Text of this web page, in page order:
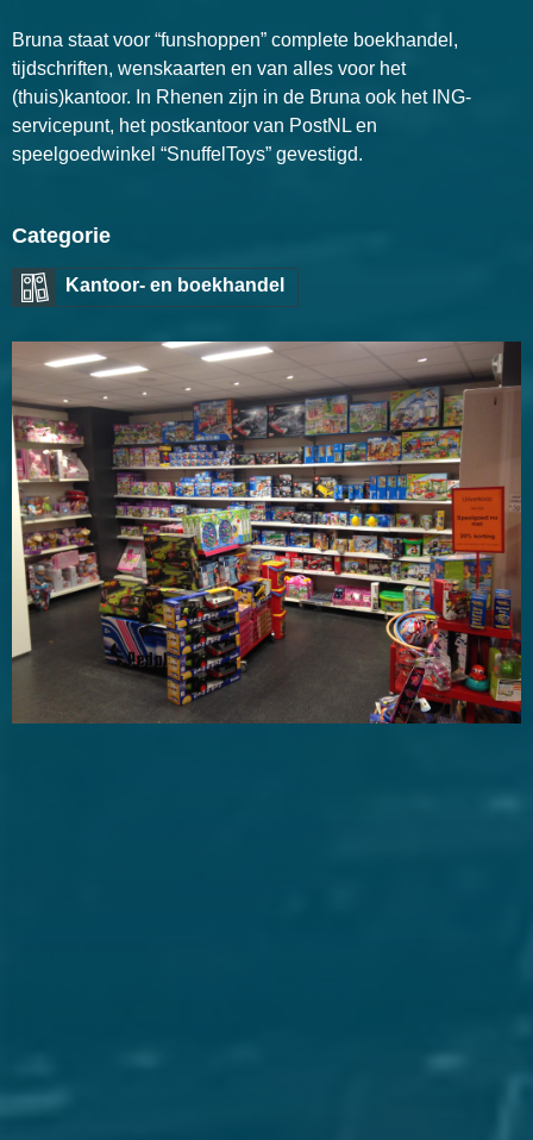
Bruna staat voor “funshoppen” complete boekhandel,
tijdschriften, wenskaarten en van alles voor het
(thuis)kantoor. In Rhenen zijn in de Bruna ook het ING-
servicepunt, het postkantoor van PostNL en
speelgoedwinkel “SnuffelToys” gevestigd.
Categorie
Kantoor- en boekhandel